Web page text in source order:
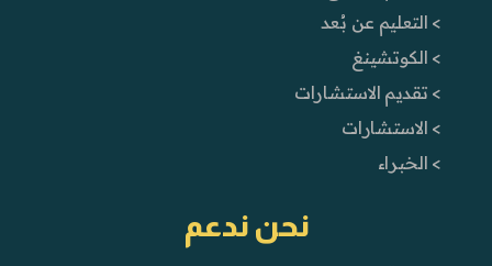
> التعليم عن بُعد
> الكوتشينغ
> تقديم الاستشارات
> الاستشارات
> الخبراء
نحن ندعم